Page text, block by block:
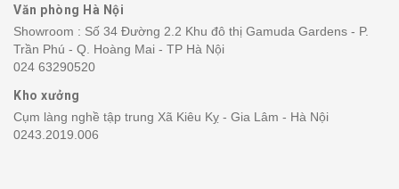
Văn phòng Hà Nội
Showroom : Số 34 Đường 2.2 Khu đô thị Gamuda Gardens - P.
Trần Phú - Q. Hoàng Mai - TP Hà Nội
024 63290520
Kho xưởng
Cụm làng nghề tập trung Xã Kiêu Kỵ - Gia Lâm - Hà Nội
0243.2019.006